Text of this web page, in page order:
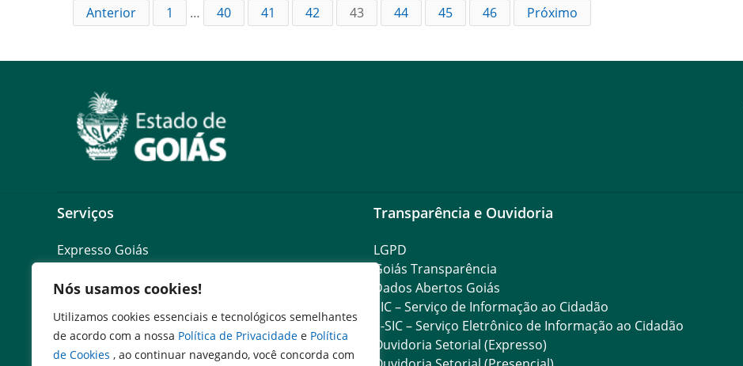
Nós usamos cookies!
Utilizamos cookies essenciais e tecnológicos semelhantes
de acordo com a nossa Política de Privacidade e Política
de Cookies , ao continuar navegando, você concorda com
Anterior 1 … 40 41 42 43 44 45 46 Próximo
Serviços
Expresso Goiás
Expresso Servidor
Cadastro de Autoridades
Escola de Governo
Transparência e Ouvidoria
LGPD
Goiás Transparência
Dados Abertos Goiás
SIC – Serviço de Informação ao Cidadão
e-SIC – Serviço Eletrônico de Informação ao Cidadão
Ouvidoria Setorial (Expresso)